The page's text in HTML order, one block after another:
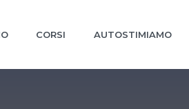
CORSI AUTOSTIMIAMO